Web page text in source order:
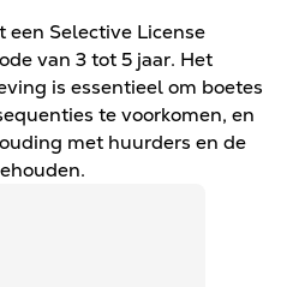
Selective License
van 3 tot 5 jaar. Het
is essentieel om boetes
te voorkomen, en
met huurders en de